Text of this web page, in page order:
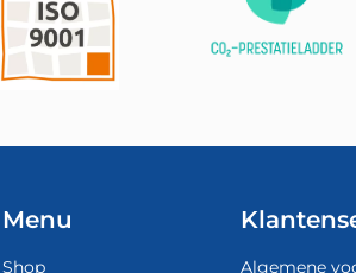
Menu
Shop Algemene